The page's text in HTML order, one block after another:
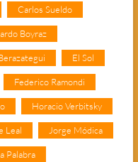
Carlos Sueldo
Boyraz
El Sol
Federico Ramondi
Horacio Verbitsky
Leal Jorge Módica
Palabra